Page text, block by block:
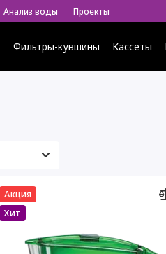
Анализ воды Проекты
Фильтры-кувшины Кассеты
Акция
Хит